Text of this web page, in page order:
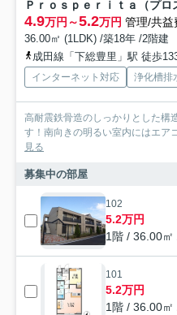
Ｐｒｏｓｐｅｒｉｔａ（プロ
4.9万円～5.2万円 管理/共益
36.00㎡ (1LDK) /築18年 /2階建
成田線「下総豊里」駅 徒歩
インターネット対応 浄化槽排
高耐震鉄骨造のしっかりとした構
す！南向きの明るい室内にはエア
見る
募集中の部屋
102
5.2万円
1階 / 36.00㎡
101
5.2万円
1階 / 36.00㎡